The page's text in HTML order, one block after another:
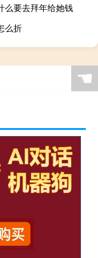
么要去拜年给她钱
么折
☚